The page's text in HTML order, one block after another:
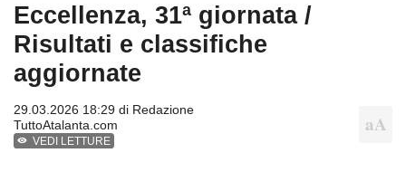
Eccellenza, 31ª giornata /
Risultati e classifiche
aggiornate
29.03.2026 18:29 di Redazione
TuttoAtalanta.com
VEDI LETTURE